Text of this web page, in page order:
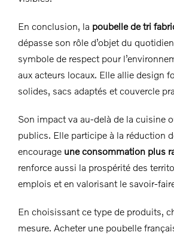
En conclusion, la poubelle de tri
dépasse son rôle d’objet du
symbole de respect pour
aux acteurs locaux. Elle allie design
solides, sacs adaptés et couvercle
Son impact va au-delà de la cuisine
publics. Elle participe à la réduction
encourage une consommation plus
renforce aussi la prospérité des
emplois et en valorisant le savoir-
En choisissant ce type de produits,
mesure. Acheter une poubelle